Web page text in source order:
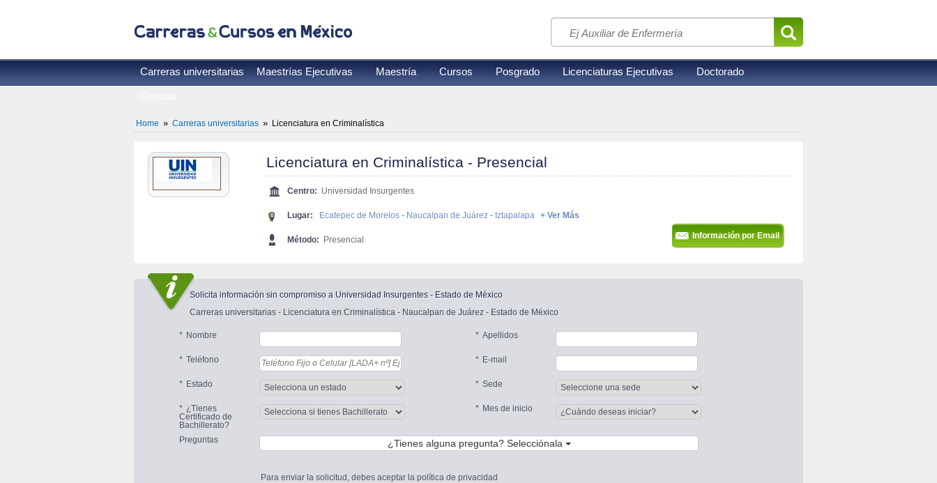
Carreras universitarias Maestrías Ejecutivas Maestría Cursos Posgrado Licenciaturas Ejecutivas Doctorado
Home » Carreras universitarias » Licenciatura en Criminalística
Licenciatura en Criminalística - Presencial
Centro: Universidad Insurgentes
Lugar: Ecatepec de Morelos - Naucalpan de Juárez - Iztapalapa + Ver Más
Método: Presencial Información por Email
Solicita información sin compromiso a Universidad Insurgentes - Estado de México
Carreras universitarias - Licenciatura en Criminalística - Naucalpan de Juárez - Estado de México
Nombre Apellidos
Teléfono E-mail
Estado Sede
¿Tienes
Certificado de
Bachillerato?
Mes de inicio
Preguntas ¿Tienes alguna pregunta? Selecciónala
Para enviar la solicitud, debes aceptar la política de privacidad